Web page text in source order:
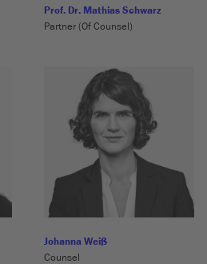
Prof. Dr. Mathias Schwarz
Partner (Of Counsel)
Johanna Weiß
Counsel